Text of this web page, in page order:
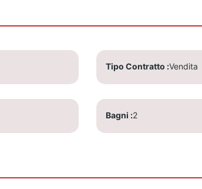
Tipo Contratto Vendita
Bagni 2